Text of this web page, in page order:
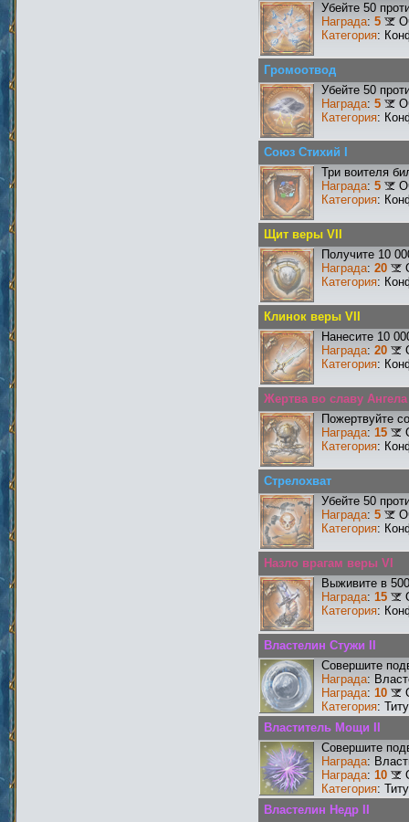
Убейте 50
Награда: 5
Категория:
Громоотвод
Убейте 50
Награда: 5
Категория:
Союз Стихий I
Три воителя
Награда: 5
Категория:
Щит веры VII
Получите 10
Награда: 20
Категория:
Клинок веры VII
Нанесите 10
Награда: 20
Категория:
Жертва во славу
Пожертвуйте
Награда: 15
Категория:
Стрелохват
Убейте 50
Награда: 5
Категория:
Назло врагам веры VI
Выживите в
Награда: 15
Категория:
Властелин Стужи II
Совершите
Награда:
Награда: 10
Категория:
Властитель Мощи II
Совершите
Награда:
Награда: 10
Категория:
Властелин Недр II